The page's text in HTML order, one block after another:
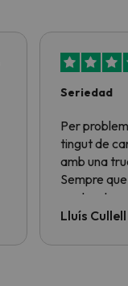
Seriedad
Per
tingut de
amb una
Sempre
contracto
per no tenir
Lluís Cullell